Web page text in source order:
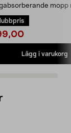
mopp
mopp med hink ...
Lägg i varukorg